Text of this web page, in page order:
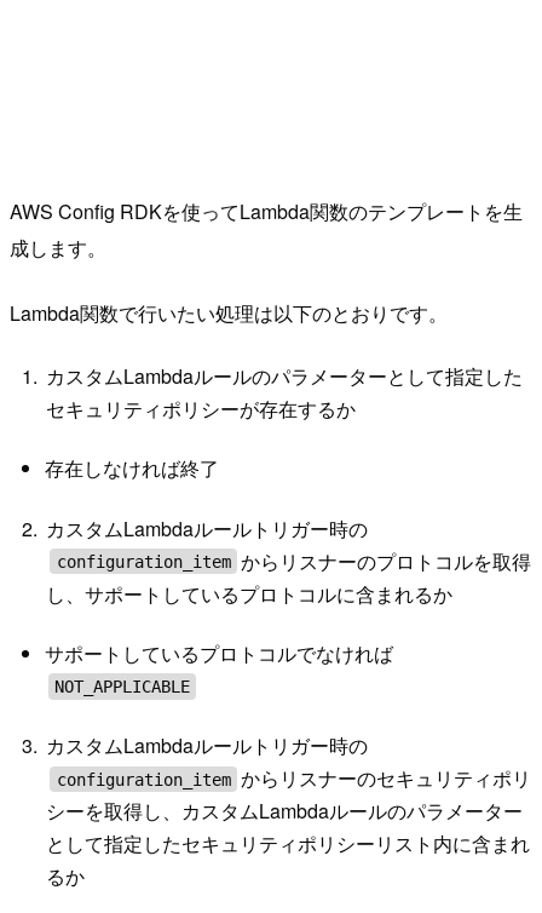
AWS Config RDKを使ってLambda関数のテンプレートを生
成します。
Lambda関数で行いたい処理は以下のとおりです。
カスタムLambdaルールのパラメーターとして指定した
セキュリティポリシーが存在するか
存在しなければ終了
カスタムLambdaルールトリガー時の
configuration_item からリスナーのプロトコルを取得
し、サポートしているプロトコルに含まれるか
サポートしているプロトコルでなければ
NOT_APPLICABLE
カスタムLambdaルールトリガー時の
configuration_item からリスナーのセキュリティポリ
シーを取得し、カスタムLambdaルールのパラメーター
として指定したセキュリティポリシーリスト内に含まれ
るか